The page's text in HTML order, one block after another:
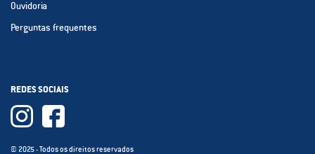
Ouvidoria
Perguntas frequentes
REDES SOCIAIS
© 2025 - Todos os direitos reservados